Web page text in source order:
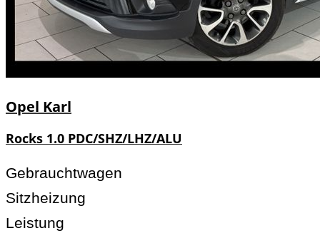
Opel Karl
Rocks 1.0 PDC/SHZ/LHZ/ALU
Gebrauchtwagen
Sitzheizung
Leistung